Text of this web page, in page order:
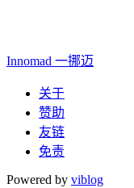
Innomad 一挪迈
关于
赞助
友链
免责
Powered by viblog